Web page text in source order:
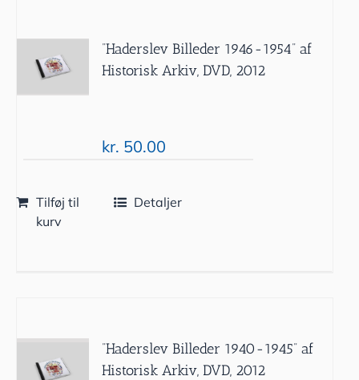
”Haderslev Billeder 1946-1954” af
Historisk Arkiv, DVD, 2012
kr. 50.00
Tilføj til
kurv
Detaljer
”Haderslev Billeder 1940-1945” af
Historisk Arkiv, DVD, 2012